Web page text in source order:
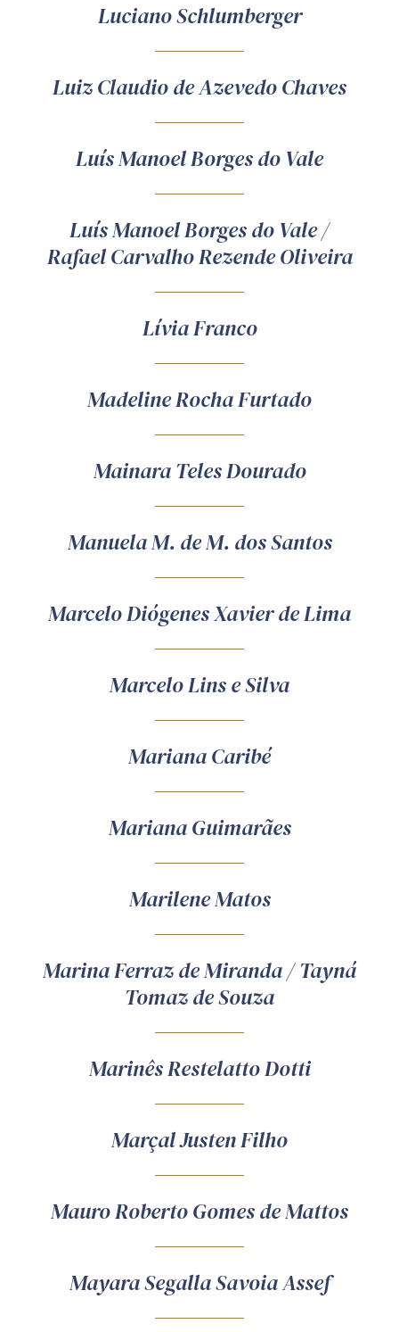
Luciano Schlumberger
Luiz Claudio de Azevedo Chaves
Luís Manoel Borges do Vale
Luís Manoel Borges do Vale /
Rafael Carvalho Rezende Oliveira
Lívia Franco
Madeline Rocha Furtado
Mainara Teles Dourado
Manuela M. de M. dos Santos
Marcelo Diógenes Xavier de Lima
Marcelo Lins e Silva
Mariana Caribé
Mariana Guimarães
Marilene Matos
Marina Ferraz de Miranda / Tayná
Tomaz de Souza
Marinês Restelatto Dotti
Marçal Justen Filho
Mauro Roberto Gomes de Mattos
Mayara Segalla Savoia Assef